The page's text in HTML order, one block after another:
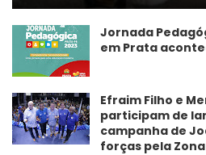
Jornada
em Prata
Efraim Filho e
participam de
campanha de
forças pela